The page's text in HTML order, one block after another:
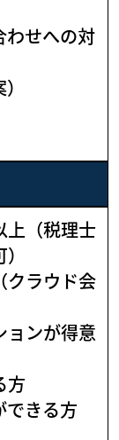
わせへの対
上（税理士
クラウド会
ョンが得意
方
できる方